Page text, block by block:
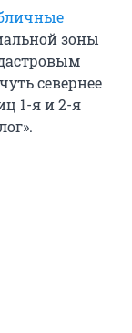
зоны
севернее
1-я и 2-я